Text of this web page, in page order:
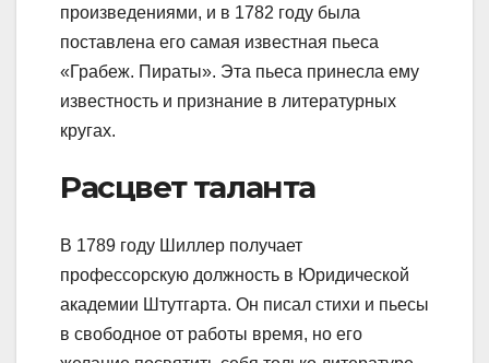
произведениями, и в 1782 году была
поставлена его самая известная пьеса
«Грабеж. Пираты». Эта пьеса принесла ему
известность и признание в литературных
кругах.
Расцвет таланта
В 1789 году Шиллер получает
профессорскую должность в Юридической
академии Штутгарта. Он писал стихи и пьесы
в свободное от работы время, но его